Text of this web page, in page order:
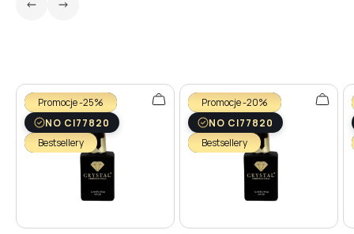
№6
№8
№9
Promocje -25%
NO CI77820
Bestsellery
Promocje -20%
NO CI77820
Bestsellery